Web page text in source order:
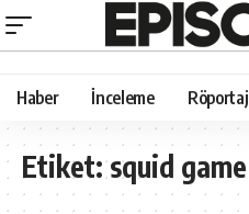
Haber İnceleme Röportaj
Etiket:squid game